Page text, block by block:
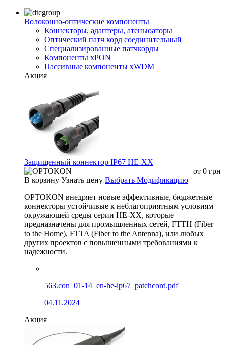
Волоконно-оптические компоненты
Коннекторы, адаптеры, атеньюаторы
Оптический патч корд соединительный
Специализированные патчкорды
Компоненты xPON
Пассивные компоненты xWDM
Акция
Защищенный коннектор IP67 HE-XX
от 0 грн
В корзину Узнать цену Выбрать Модификацию
OPTOKON внедряет новые эффективные, бюджетные
коннекторы устойчивые к неблагоприятным условиям
окружающей среды серии HE-XX, которые
предназначены для промышленных сетей, FTTH (Fiber
to the Home), FTTA (Fiber to the Antenna), или любых
других проектов с повышенными требованиями к
надежности.
563.con_01-14_en-he-ip67_patchcord.pdf
04.11.2024
Акция